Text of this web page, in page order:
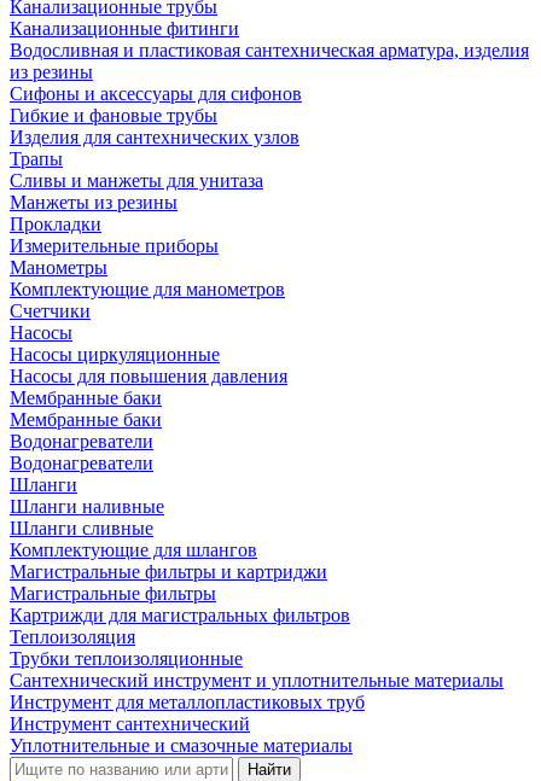
Канализационные трубы
Канализационные фитинги
Водосливная и пластиковая сантехническая арматура, изделия
из резины
Сифоны и аксессуары для сифонов
Гибкие и фановые трубы
Изделия для сантехнических узлов
Трапы
Сливы и манжеты для унитаза
Манжеты из резины
Прокладки
Измерительные приборы
Манометры
Комплектующие для манометров
Счетчики
Насосы
Насосы циркуляционные
Насосы для повышения давления
Мембранные баки
Мембранные баки
Водонагреватели
Водонагреватели
Шланги
Шланги наливные
Шланги сливные
Комплектующие для шлангов
Магистральные фильтры и картриджи
Магистральные фильтры
Картрижди для магистральных фильтров
Теплоизоляция
Трубки теплоизоляционные
Сантехнический инструмент и уплотнительные материалы
Инструмент для металлопластиковых труб
Инструмент сантехнический
Уплотнительные и смазочные материалы
Найти